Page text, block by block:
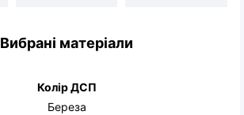
Вибрані матеріали
Колір ДСП
Береза